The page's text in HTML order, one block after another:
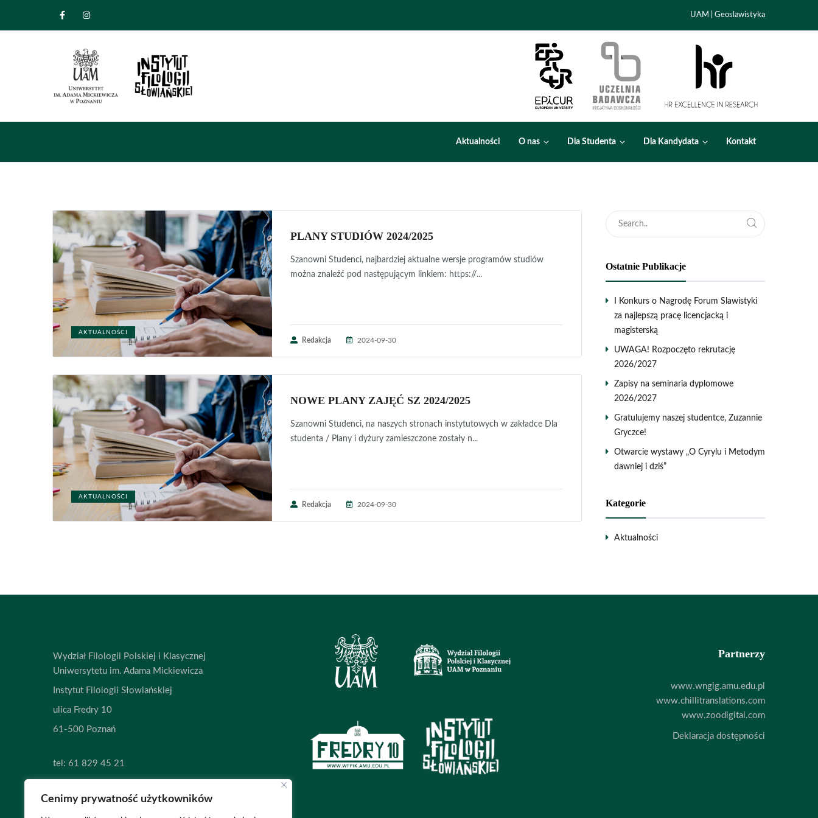
Cenimy prywatność użytkowników
UAM Geoslawistyka
Aktualności O nas Dla Studenta Dla Kandydata Kontakt
AKTUALNOŚCI
PLANY STUDIÓW 2024/2025
Szanowni Studenci, najbardziej aktualne wersje programów studiów
można znaleźć pod następującym linkiem: https://...
Redakcja 2024-09-30
AKTUALNOŚCI
NOWE PLANY ZAJĘĆ SZ 2024/2025
Szanowni Studenci, na naszych stronach instytutowych w zakładce Dla
studenta / Plany i dyżury zamieszczone zostały n...
Redakcja 2024-09-30
Ostatnie Publikacje
I Konkurs o Nagrodę Forum Slawistyki
za najlepszą pracę licencjacką i
magisterską
UWAGA! Rozpoczęto rekrutację
2026/2027
Zapisy na seminaria dyplomowe
2026/2027
Gratulujemy naszej studentce, Zuzannie
Gryczce!
Otwarcie wystawy „O Cyrylu i Metodym
dawniej i dziś”
Kategorie
Aktualności
Wydział Filologii Polskiej i Klasycznej
Uniwersytetu im. Adama Mickiewicza
Instytut Filologii Słowiańskiej
ulica Fredry 10
61-500 Poznań
tel: 61 829 45 21
e-mail:slavic@amu.edu.pl
Partnerzy
www.wngig.amu.edu.pl
www.chillitranslations.com
www.zoodigital.com
Deklaracja dostępności